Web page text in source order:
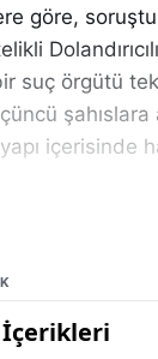
göre,
suç örgütü
içerisinde
Sivas
Şube
edildi.